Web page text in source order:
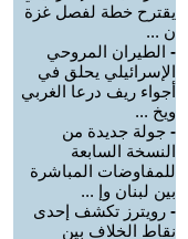
يقترح خطة لفصل غزة
ن ...
- الطيران المروحي
الإسرائيلي يحلق في
أجواء ريف درعا الغربي
ويخ ...
- جولة جديدة من
النسخة السابعة
للمفاوضات المباشرة
بين لبنان وإ ...
- رويترز تكشف إحدى
نقاط الخلاف بين